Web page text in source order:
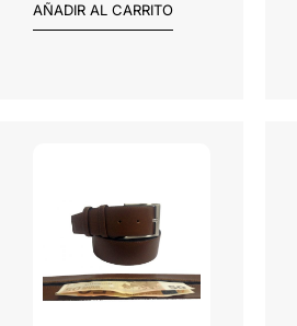
AÑADIR AL CARRITO